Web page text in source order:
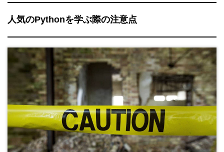
人気のPythonを学ぶ際の注意点